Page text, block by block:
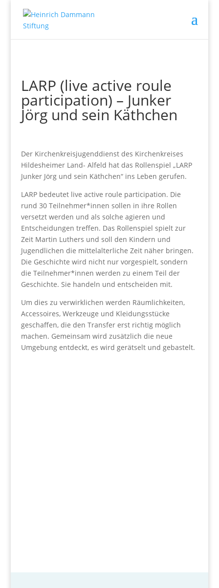
LARP (live active roule
participation) – Junker
Jörg und sein Käthchen
Der Kirchenkreisjugenddienst des Kirchenkreises
Hildesheimer Land- Alfeld hat das Rollenspiel „LARP
Junker Jörg und sein Käthchen“ ins Leben gerufen.
LARP bedeutet live active roule participation. Die
rund 30 Teilnehmer*innen sollen in ihre Rollen
versetzt werden und als solche agieren und
Entscheidungen treffen. Das Rollenspiel spielt zur
Zeit Martin Luthers und soll den Kindern und
Jugendlichen die mittelalterliche Zeit näher bringen.
Die Geschichte wird nicht nur vorgespielt, sondern
die Teilnehmer*innen werden zu einem Teil der
Geschichte. Sie handeln und entscheiden mit.
Um dies zu verwirklichen werden Räumlichkeiten,
Accessoires, Werkzeuge und Kleidungsstücke
geschaffen, die den Transfer erst richtig möglich
machen. Gemeinsam wird zusätzlich die neue
Umgebung entdeckt, es wird gerätselt und gebastelt.